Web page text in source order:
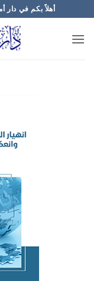
أهلاً بكم في دار